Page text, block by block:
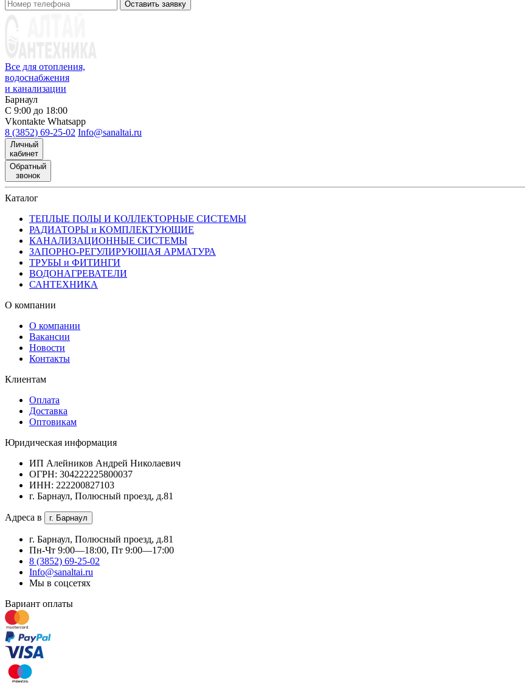
Оставить заявку
Все для отопления,
водоснабжения
и канализации
Барнаул
С 9:00 до 18:00
Vkontakte Whatsapp
8 (3852) 69-25-02 Info@sanaltai.ru
Личный
кабинет
Обратный
звонок
Каталог
ТЕПЛЫЕ ПОЛЫ И КОЛЛЕКТОРНЫЕ СИСТЕМЫ
РАДИАТОРЫ и КОМПЛЕКТУЮЩИЕ
КАНАЛИЗАЦИОННЫЕ СИСТЕМЫ
ЗАПОРНО-РЕГУЛИРУЮЩАЯ АРМАТУРА
ТРУБЫ и ФИТИНГИ
ВОДОНАГРЕВАТЕЛИ
САНТЕХНИКА
О компании
О компании
Вакансии
Новости
Контакты
Клиентам
Оплата
Доставка
Оптовикам
Юридическая информация
ИП Алейников Андрей Николаевич
ОГРН: 304222225800037
ИНН: 222200827103
г. Барнаул, Полюсный проезд, д.81
Адреса в г. Барнаул
г. Барнаул, Полюсный проезд, д.81
Пн-Чт 9:00—18:00, Пт 9:00—17:00
8 (3852) 69-25-02
Info@sanaltai.ru
Мы в соцсетях
Вариант оплаты